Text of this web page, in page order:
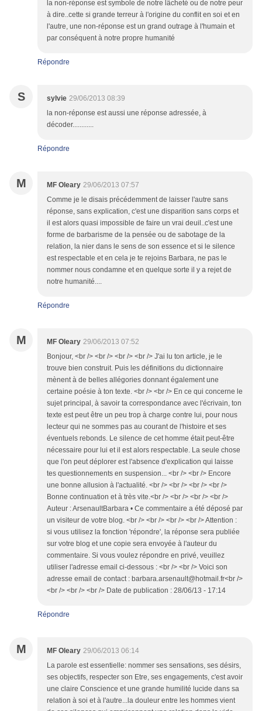
la non-réponse est symbole de notre lâcheté ou de notre peur
à dire..cette si grande terreur à l'origine du conflit en soi et en
l'autre, une non-réponse est un grand outrage à l'humain et
par conséquent à notre propre humanité
Répondre
S sylvie 29/06/2013 08:39
la non-réponse est aussi une réponse adressée, à
décoder............
Répondre
M MF Oleary 29/06/2013 07:57
Comme je le disais précédemment de laisser l'autre sans
réponse, sans explication, c'est une disparition sans corps et
il est alors quasi impossible de faire un vrai deuil..c'est une
forme de barbarisme de la pensée ou de sabotage de la
relation, la nier dans le sens de son essence et si le silence
est respectable et en cela je te rejoins Barbara, ne pas le
nommer nous condamne et en quelque sorte il y a rejet de
notre humanité....
Répondre
M MF Oleary 29/06/2013 07:52
Bonjour, <br /> <br /> <br /> <br /> J'ai lu ton article, je le
trouve bien construit. Puis les définitions du dictionnaire
mènent à de belles allégories donnant également une
certaine poésie à ton texte. <br /> <br /> En ce qui concerne le
sujet principal, à savoir ta correspondance avec l'écrivain, ton
texte est peut être un peu trop à charge contre lui, pour nous
lecteur qui ne sommes pas au courant de l'histoire et ses
éventuels rebonds. Le silence de cet homme était peut-être
nécessaire pour lui et il est alors respectable. La seule chose
que l'on peut déplorer est l'absence d'explication qui laisse
tes questionnements en suspension... <br /> <br /> Encore
une bonne allusion à l'actualité. <br /> <br /> <br /> <br />
Bonne continuation et à très vite.<br /> <br /> <br /> <br />
Auteur : ArsenaultBarbara • Ce commentaire a été déposé par
un visiteur de votre blog. <br /> <br /> <br /> <br /> Attention :
si vous utilisez la fonction 'répondre', la réponse sera publiée
sur votre blog et une copie sera envoyée à l'auteur du
commentaire. Si vous voulez répondre en privé, veuillez
utiliser l'adresse email ci-dessous : <br /> <br /> Voici son
adresse email de contact : barbara.arsenault@hotmail.fr<br />
<br /> <br /> <br /> Date de publication : 28/06/13 - 17:14
Répondre
M MF Oleary 29/06/2013 06:14
La parole est essentielle: nommer ses sensations, ses désirs,
ses objectifs, respecter son Etre, ses engagements, c'est avoir
une claire Conscience et une grande humilité lucide dans sa
relation à soi et à l'autre...la douleur entre les hommes vient